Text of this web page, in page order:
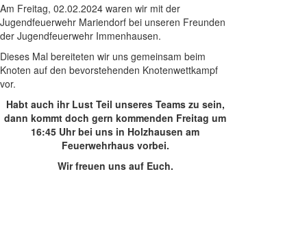
Am Freitag, 02.02.2024 waren wir mit der
Jugendfeuerwehr Mariendorf bei unseren Freunden
der Jugendfeuerwehr Immenhausen.
Dieses Mal bereiteten wir uns gemeinsam beim
Knoten auf den bevorstehenden Knotenwettkampf
vor.
Habt auch ihr Lust Teil unseres Teams zu sein,
dann kommt doch gern kommenden Freitag um
16:45 Uhr bei uns in Holzhausen am
Feuerwehrhaus vorbei.
Wir freuen uns auf Euch.